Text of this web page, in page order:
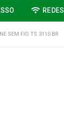
REDES
SEM FIO TS 3110 BR